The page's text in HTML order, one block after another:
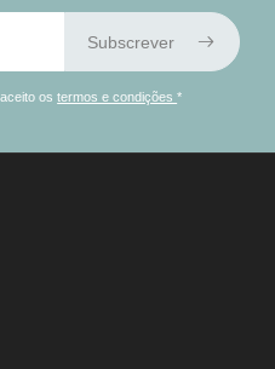
Subscrever
aceito ostermos e condições*